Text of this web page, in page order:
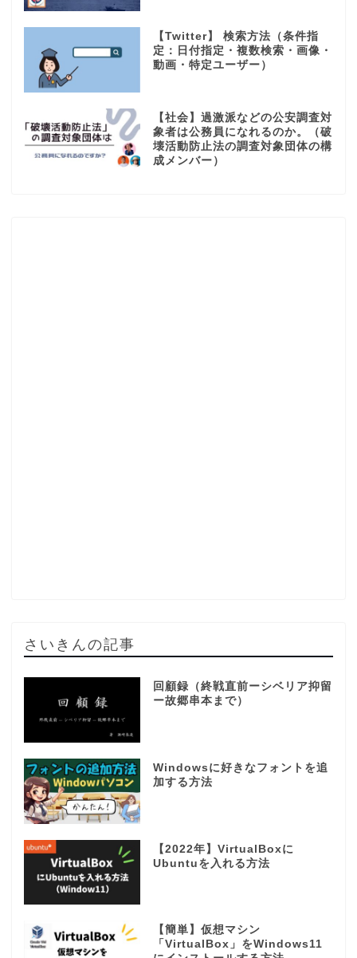
【Twitter】 検索方法（条件指
定：日付指定・複数検索・画像・
動画・特定ユーザー）
【社会】過激派などの公安調査対
象者は公務員になれるのか。（破
壊活動防止法の調査対象団体の構
成メンバー）
さいきんの記事
回顧録（終戦直前ーシベリア抑留
ー故郷串本まで）
Windowsに好きなフォントを追
加する方法
【2022年】VirtualBoxに
Ubuntuを入れる方法
【簡単】仮想マシン
「VirtualBox」をWindows11